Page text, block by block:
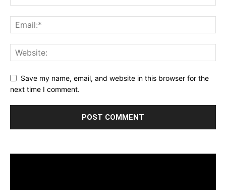
Save my name, email, and website in this browser for the
next time I comment.